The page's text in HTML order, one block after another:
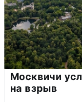
Москвичи
на взрыв